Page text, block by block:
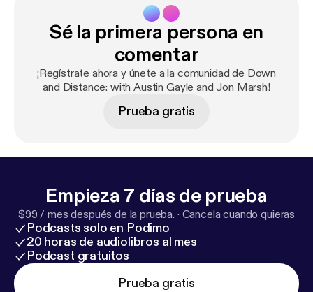
Sé la primera persona en
comentar
¡Regístrate ahora y únete a la comunidad de Down
and Distance: with Austin Gayle and Jon Marsh!
Prueba gratis
Empieza 7 días de prueba
$99 / mes después de la prueba. · Cancela cuando quieras
Podcasts solo en Podimo
20 horas de audiolibros al mes
Podcast gratuitos
Prueba gratis